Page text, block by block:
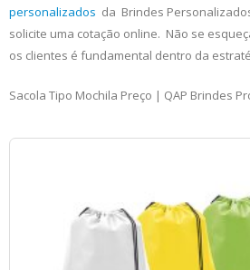
personalizados da Brindes
solicite uma cotação online. Não se
os clientes é fundamental dentro da
Sacola Tipo Mochila Preço | QAP Brindes